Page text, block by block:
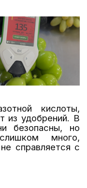
кислоты,
из удобрений. В
безопасны, но
много,
справляется с